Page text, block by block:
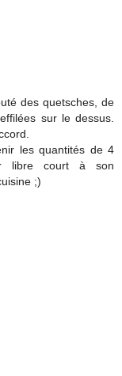
des quetsches, de
sur le dessus.
les quantités de 4
libre court à son
;)